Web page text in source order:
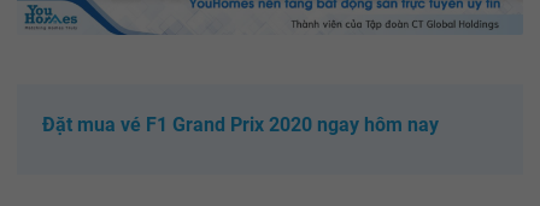
Đặt mua vé F1 Grand Prix 2020 ngay hôm nay